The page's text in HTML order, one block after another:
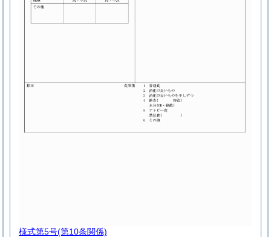
様式第5号(第10条関係)